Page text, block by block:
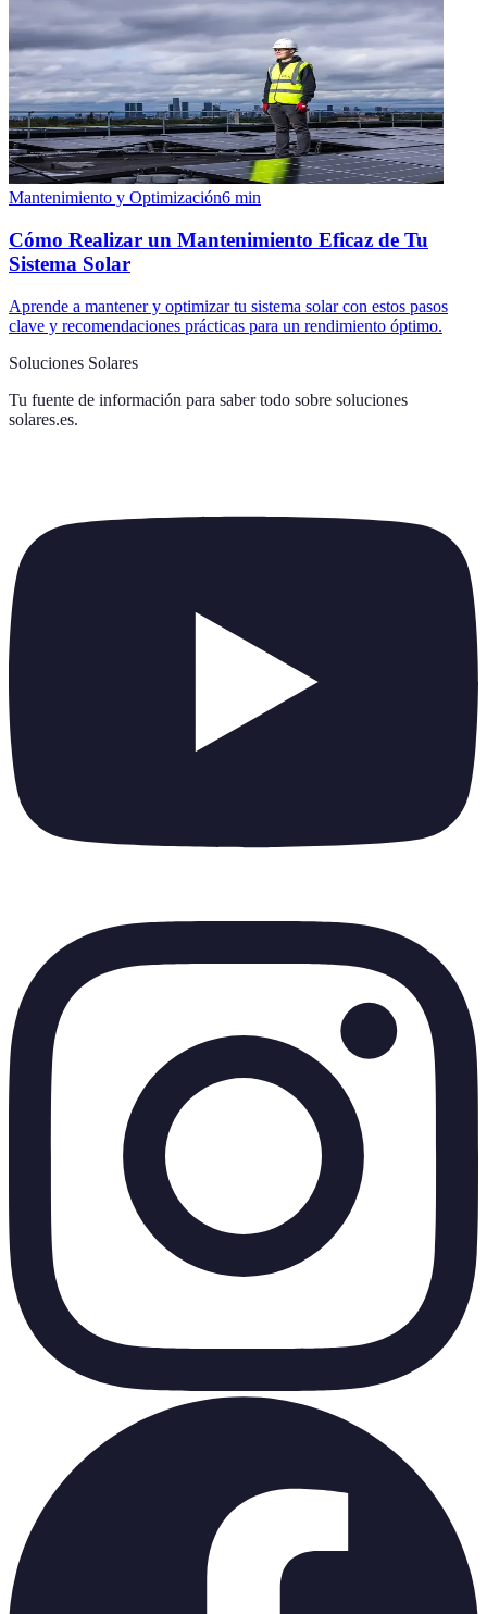
Mantenimiento y Optimización6 min
Cómo Realizar un Mantenimiento Eficaz de Tu
Sistema Solar
Aprende a mantener y optimizar tu sistema solar con estos pasos
clave y recomendaciones prácticas para un rendimiento óptimo.
Soluciones Solares
Tu fuente de información para saber todo sobre soluciones
solares.es.